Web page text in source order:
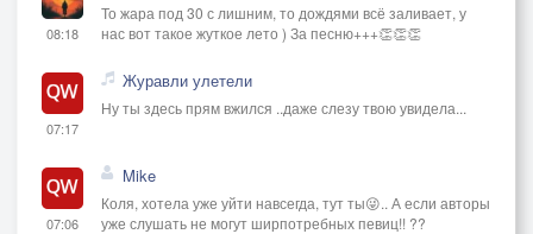
08:18
То жара под 30 с лишним, то дождями всё заливает, у
нас вот такое жуткое лето ) За песню+++👏👏👏
07:17
Журавли улетели
Ну ты здесь прям вжился ..даже слезу твою увидела...
07:06
Mike
Коля, хотела уже уйти навсегда, тут ты😜.. А если авторы
уже слушать не могут ширпотребных певиц!! ??